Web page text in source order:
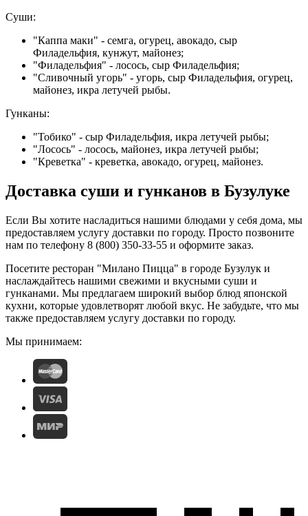
Суши:
"Каппа маки" - семга, огурец, авокадо, сыр
Филадельфия, кунжут, майонез;
"Филадельфия" - лосось, сыр Филадельфия;
"Сливочный угорь" - угорь, сыр Филадельфия, огурец,
майонез, икра летучей рыбы.
Гунканы:
"Тобико" - сыр Филадельфия, икра летучей рыбы;
"Лосось" - лосось, майонез, икра летучей рыбы;
"Креветка" - креветка, авокадо, огурец, майонез.
Доставка суши и гунканов в Бузулуке
Если Вы хотите насладиться нашими блюдами у себя дома, мы
предоставляем услугу доставки по городу. Просто позвоните
нам по телефону 8 (800) 350-33-55 и оформите заказ.
Посетите ресторан "Милано Пицца" в городе Бузулук и
наслаждайтесь нашими свежими и вкусными суши и
гунканами. Мы предлагаем широкий выбор блюд японской
кухни, которые удовлетворят любой вкус. Не забудьте, что мы
также предоставляем услугу доставки по городу.
Мы принимаем: